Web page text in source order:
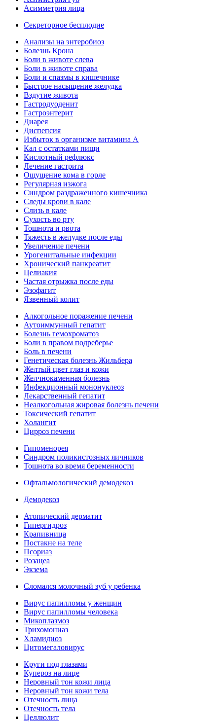
Асимметрия лица
Секреторное бесплодие
Анализы на энтеробиоз
Болезнь Крона
Боли в животе слева
Боли в животе справа
Боли и спазмы в кишечнике
Быстрое насыщение желудка
Вздутие живота
Гастродуоденит
Гастроэнтерит
Диарея
Диспепсия
Избыток в организме витамина А
Кал с остатками пищи
Кислотный рефлюкс
Лечение гастрита
Ощущение кома в горле
Регулярная изжога
Синдром раздраженного кишечника
Следы крови в кале
Слизь в кале
Сухость во рту
Тошнота и рвота
Тяжесть в желудке после еды
Увеличение печени
Урогенитальные инфекции
Хронический панкреатит
Целиакия
Частая отрыжка после еды
Эзофагит
Язвенный колит
Алкогольное поражение печени
Аутоиммунный гепатит
Болезнь гемохроматоз
Боли в правом подреберье
Боль в печени
Генетическая болезнь Жильбера
Желтый цвет глаз и кожи
Желчнокаменная болезнь
Инфекционный мононуклеоз
Лекарственный гепатит
Неалкогольная жировая болезнь печени
Токсический гепатит
Холангит
Цирроз печени
Гипоменорея
Синдром поликистозных яичников
Тошнота во время беременности
Офтальмологический демодекоз
Демодекоз
Атопический дерматит
Гипергидроз
Крапивница
Постакне на теле
Псориаз
Розацеа
Экзема
Сломался молочный зуб у ребенка
Вирус папилломы у женщин
Вирус папилломы человека
Микоплазмоз
Трихомониаз
Хламидиоз
Цитомегаловирус
Круги под глазами
Купероз на лице
Неровный тон кожи лица
Неровный тон кожи тела
Отечность лица
Отечность тела
Целлюлит